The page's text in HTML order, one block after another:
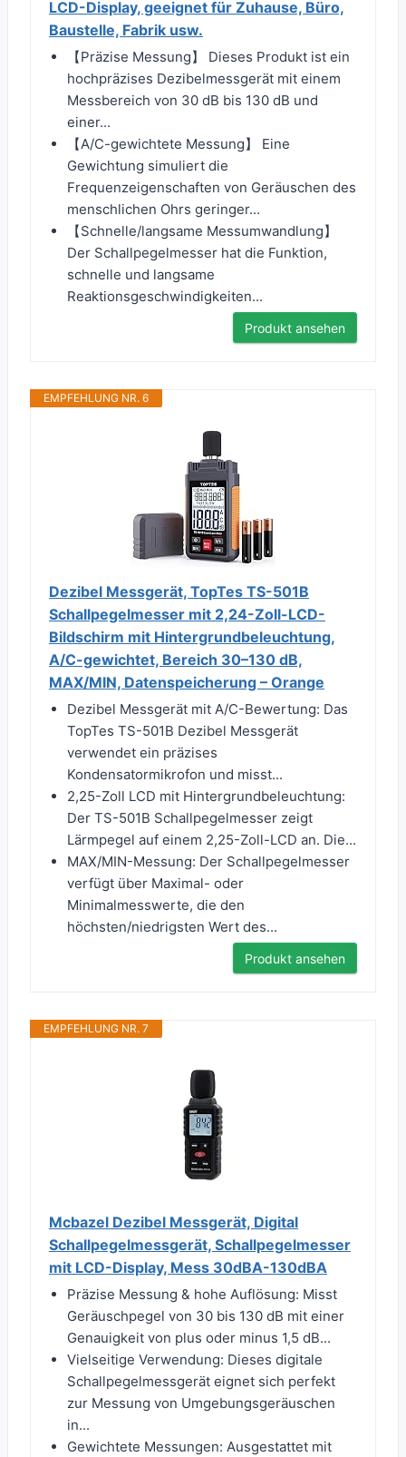
LCD-Display, geeignet für Zuhause, Büro,
Baustelle, Fabrik usw.
【Präzise Messung】 Dieses Produkt ist ein
hochpräzises Dezibelmessgerät mit einem
Messbereich von 30 dB bis 130 dB und
einer...
【A/C-gewichtete Messung】 Eine
Gewichtung simuliert die
Frequenzeigenschaften von Geräuschen des
menschlichen Ohrs geringer...
【Schnelle/langsame Messumwandlung】
Der Schallpegelmesser hat die Funktion,
schnelle und langsame
Reaktionsgeschwindigkeiten...
Produkt ansehen
EMPFEHLUNG NR. 6
Dezibel Messgerät, TopTes TS-501B
Schallpegelmesser mit 2,24-Zoll-LCD-
Bildschirm mit Hintergrundbeleuchtung,
A/C-gewichtet, Bereich 30–130 dB,
MAX/MIN, Datenspeicherung – Orange
Dezibel Messgerät mit A/C-Bewertung: Das
TopTes TS-501B Dezibel Messgerät
verwendet ein präzises
Kondensatormikrofon und misst...
2,25-Zoll LCD mit Hintergrundbeleuchtung:
Der TS-501B Schallpegelmesser zeigt
Lärmpegel auf einem 2,25-Zoll-LCD an. Die...
MAX/MIN-Messung: Der Schallpegelmesser
verfügt über Maximal- oder
Minimalmesswerte, die den
höchsten/niedrigsten Wert des...
Produkt ansehen
EMPFEHLUNG NR. 7
Mcbazel Dezibel Messgerät, Digital
Schallpegelmessgerät, Schallpegelmesser
mit LCD-Display, Mess 30dBA-130dBA
Präzise Messung & hohe Auflösung: Misst
Geräuschpegel von 30 bis 130 dB mit einer
Genauigkeit von plus oder minus 1,5 dB...
Vielseitige Verwendung: Dieses digitale
Schallpegelmessgerät eignet sich perfekt
zur Messung von Umgebungsgeräuschen
in...
Gewichtete Messungen: Ausgestattet mit